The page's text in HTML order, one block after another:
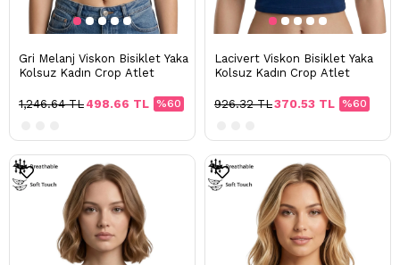
Gri Melanj Viskon Bisiklet Yaka
Kolsuz Kadın Crop Atlet
%60
498.66 TL
1,246.64 TL
Lacivert Viskon Bisiklet Yaka
Kolsuz Kadın Crop Atlet
%60
370.53 TL
926.32 TL